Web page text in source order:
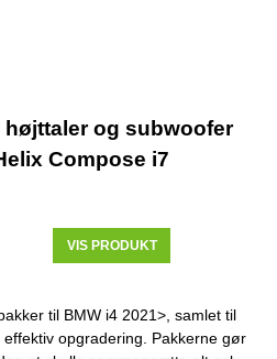
og subwoofer
Compose i7
VIS PRODUKT
til BMW i4 2021>, samlet til
opgradering. Pakkerne gør